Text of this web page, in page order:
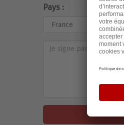
Pays :